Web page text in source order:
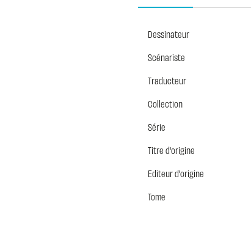
Dessinateur
Scénariste
Traducteur
Collection
Série
Titre d'origine
Editeur d'origine
Tome